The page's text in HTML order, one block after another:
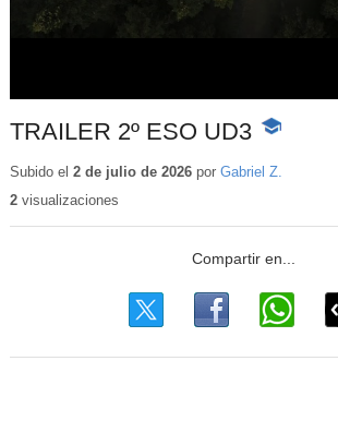
TRAILER 2º ESO UD3 -
educativo
Subido el 2 de julio de 2026por Gabriel Z.
2visualizaciones